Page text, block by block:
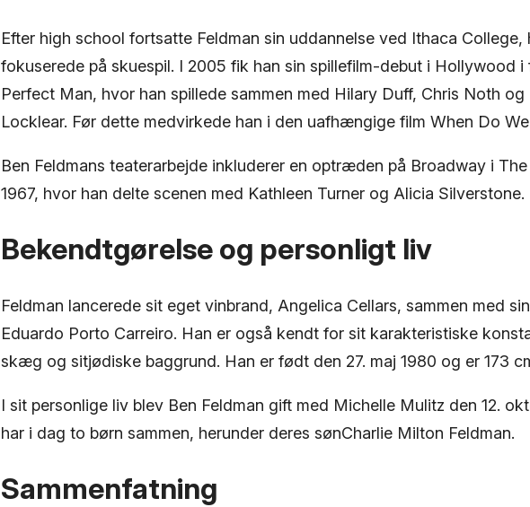
Efter high school fortsatte Feldman sin uddannelse ved Ithaca College,
fokuserede på skuespil. I 2005 fik han sin spillefilm-debut i Hollywood i
Perfect Man, hvor han spillede sammen med Hilary Duff, Chris Noth og
Locklear. Før dette medvirkede han i den uafhængige film When Do We
Ben Feldmans teaterarbejde inkluderer en optræden på Broadway i
1967, hvor han delte scenen med Kathleen Turner og Alicia Silverstone.
Bekendtgørelse og personligt liv
Feldman lancerede sit eget vinbrand, Angelica Cellars, sammen med
Eduardo Porto Carreiro. Han er også kendt for sit karakteristiske
skæg og sitjødiske baggrund. Han er født den 27. maj 1980 og er 173
I sit personlige liv blev Ben Feldman gift med Michelle Mulitz den 12.
har i dag to børn sammen, herunder deres sønCharlie Milton Feldman.
Sammenfatning